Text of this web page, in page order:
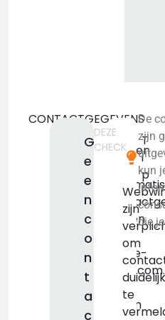
CONTACTGEGEVENS
G
e
e
n
c
o
n
t
a
c
We
konden
niet
vinden
mode-
bern.com.
We
raden
T
i
p
zijn
om
duidelijk
te
DEZE
CHECK
De
zijn
kun
die